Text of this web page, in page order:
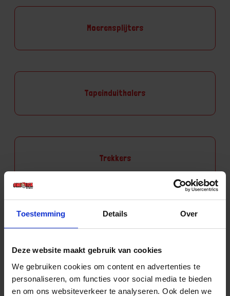
Toestemming Details Over
Deze website maakt gebruik van cookies
We gebruiken cookies om content en advertenties te
personaliseren, om functies voor social media te bieden
en om ons websiteverkeer te analyseren. Ook delen we
Moerensplijters
Tapeinduithalers
Trekkers
Aantal producten tonen